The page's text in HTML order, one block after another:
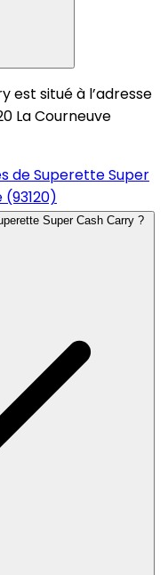
est situé à l’adresse
La Courneuve
de Superette Super
Super Cash Carry ?